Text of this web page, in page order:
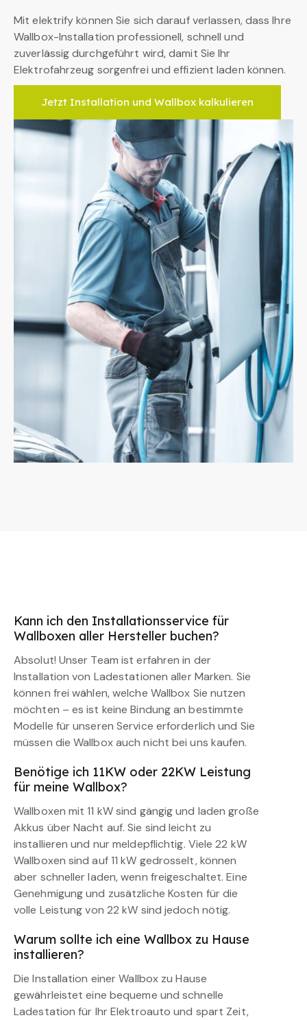
Mit elektrify können Sie sich darauf verlassen, dass Ihre
Wallbox-Installation professionell, schnell und
zuverlässig durchgeführt wird, damit Sie Ihr
Elektrofahrzeug sorgenfrei und effizient laden können.
Jetzt Installation und Wallbox kalkulieren
Kann ich den Installationsservice für
Wallboxen aller Hersteller buchen?
Absolut! Unser Team ist erfahren in der
Installation von Ladestationen aller Marken. Sie
können frei wählen, welche Wallbox Sie nutzen
möchten – es ist keine Bindung an bestimmte
Modelle für unseren Service erforderlich und Sie
müssen die Wallbox auch nicht bei uns kaufen.
Benötige ich 11KW oder 22KW Leistung
für meine Wallbox?
Wallboxen mit 11 kW sind gängig und laden große
Akkus über Nacht auf. Sie sind leicht zu
installieren und nur meldepflichtig. Viele 22 kW
Wallboxen sind auf 11 kW gedrosselt, können
aber schneller laden, wenn freigeschaltet. Eine
Genehmigung und zusätzliche Kosten für die
volle Leistung von 22 kW sind jedoch nötig.
Warum sollte ich eine Wallbox zu Hause
installieren?
Die Installation einer Wallbox zu Hause
gewährleistet eine bequeme und schnelle
Ladestation für Ihr Elektroauto und spart Zeit,